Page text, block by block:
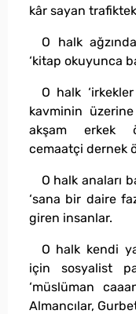
kâr sayan
O halk
‘kitap okuyunca
O halk
kavminin
akşam erkek
cemaatçi dernek
O halk anaları
‘sana bir daire
giren insanlar.
O halk kendi
için sosyalist
‘müslüman
Almancılar,